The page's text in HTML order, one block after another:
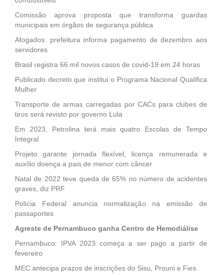
Comissão aprova proposta que transforma guardas
municipais em órgãos de segurança pública
Afogados: prefeitura informa pagamento de dezembro aos
servidores
Brasil registra 66 mil novos casos de covid-19 em 24 horas
Publicado decreto que institui o Programa Nacional Qualifica
Mulher
Transporte de armas carregadas por CACs para clubes de
tiros será revisto por governo Lula
Em 2023, Petrolina terá mais quatro Escolas de Tempo
Integral
Projeto garante jornada flexível, licença remunerada e
auxílio doença a pais de menor com câncer
Natal de 2022 teve queda de 65% no número de acidentes
graves, diz PRF
Polícia Federal anuncia normalização na emissão de
passaportes
Agreste de Pernambuco ganha Centro de Hemodiálise
Pernambuco: IPVA 2023 começa a ser pago a partir de
fevereiro
MEC antecipa prazos de inscrições do Sisu, Prouni e Fies